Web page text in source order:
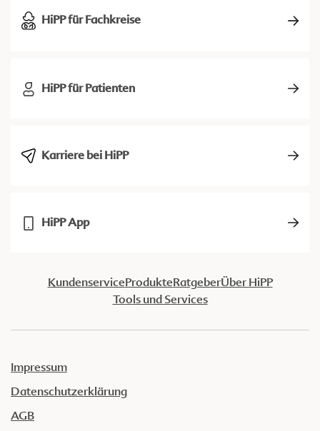
HiPP für Fachkreise
HiPP für Patienten
Karriere bei HiPP
HiPP App
KundenserviceProdukteRatgeberÜber HiPP
Tools und Services
Impressum
Datenschutzerklärung
AGB